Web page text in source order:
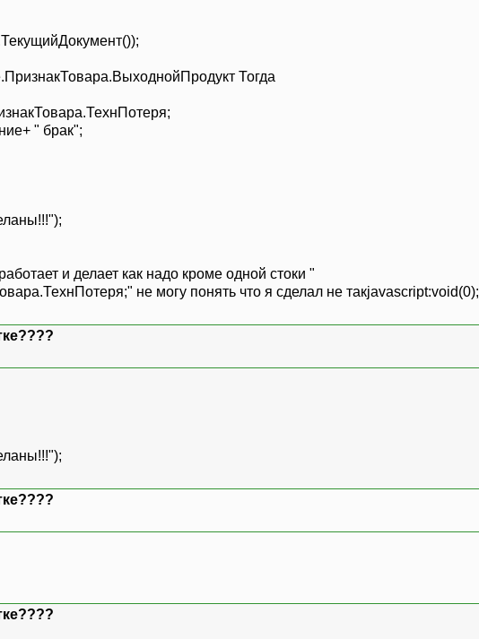
Тогда
" брак";
и делает как надо кроме одной стоки "
не могу понять что я сделал не такjavascript:void(0);